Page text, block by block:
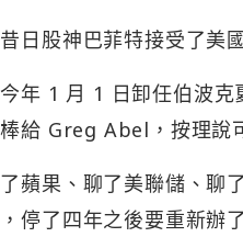
日股神巴菲特接受了美
年 1 月 1 日卸任伯波
給 Greg Abel，按理說
蘋果、聊了美聯儲、聊
停了四年之後要重新辦